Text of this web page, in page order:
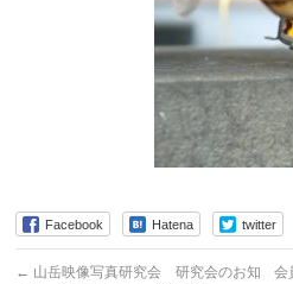
Facebook Hatena twitter
← 山岳映像写真研究会 研究会のお知
会